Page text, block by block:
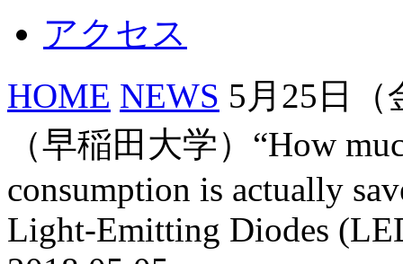
アクセス
HOME NEWS 5月25日
（早稲田大学）“How
consumption is actually
Light-Emitting Diodes